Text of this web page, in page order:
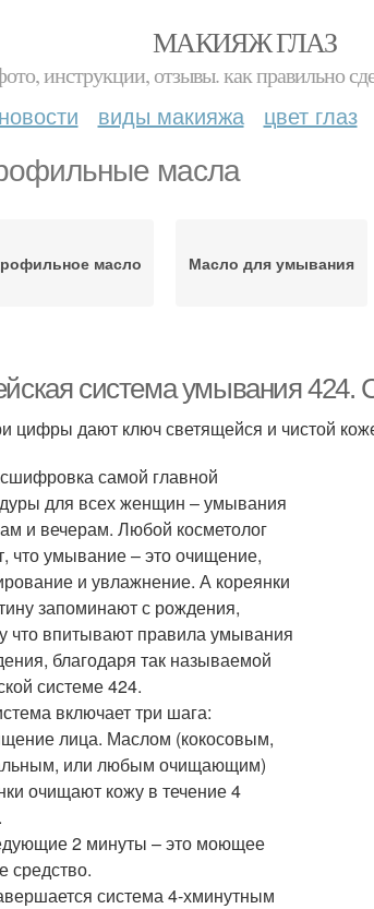
МАКИЯЖ ГЛАЗ
инструкции, отзывы. как правильно
новости виды макияжа цвет глаз
масла
масло Масло для умывания
система умывания 424.
цифры дают ключ светящейся и чистой
самой главной
для всех женщин – умывания
и вечерам. Любой косметолог
что умывание – это очищение,
и увлажнение. А кореянки
запоминают с рождения,
что впитывают правила умывания
благодаря так называемой
системе 424.
включает три шага:
лица. Маслом (кокосовым,
или любым очищающим)
очищают кожу в течение 4
2 минуты – это моющее
средство.
система 4-хминутным